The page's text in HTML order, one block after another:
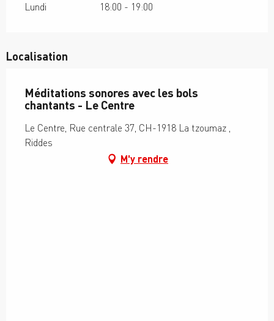
Lundi 18:00 - 19:00
Localisation
Méditations sonores avec les bols
chantants - Le Centre
Le Centre, Rue centrale 37, CH-1918 La tzoumaz ,
Riddes
M'y rendre